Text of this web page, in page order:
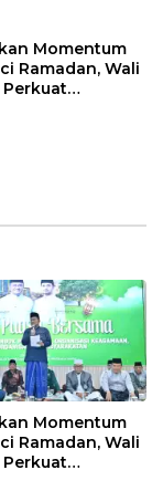
Momentum
Ramadan, Wali
Momentum
Ramadan, Wali
Perkuat